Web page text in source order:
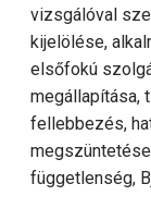
vizsgálóval
kijelölése,
elsőfokú
megállapítása,
fellebbezés,
függetlenség,